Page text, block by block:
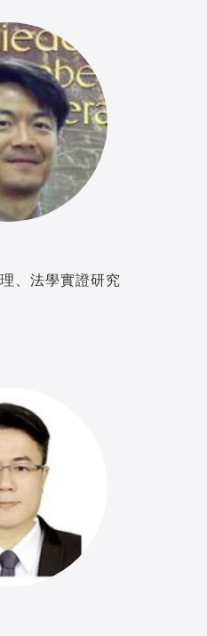
、法學實證研究